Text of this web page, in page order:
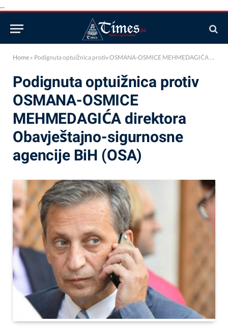
...
Home » Podignuta optuižnica protiv OSMANA-OSMICE MEHMEDAGIĆA direktora Obavještajno-sigurnosne agencije BiH (OSA)
Podignuta optuižnica protiv
OSMANA-OSMICE
MEHMEDAGIĆA direktora
Obavještajno-sigurnosne
agencije BiH (OSA)